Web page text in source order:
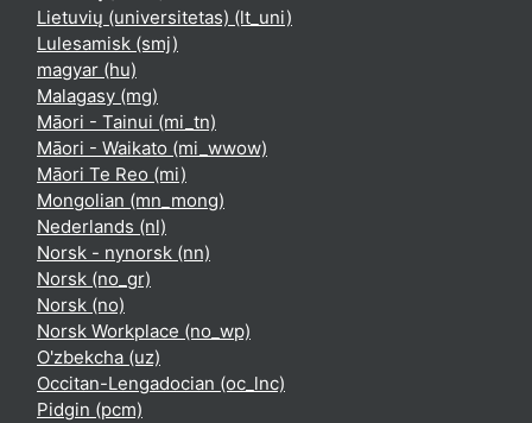
Lietuvių (universitetas) ‎(lt_uni)‎
Lulesamisk ‎(smj)‎
magyar ‎(hu)‎
Malagasy ‎(mg)‎
Māori - Tainui ‎(mi_tn)‎
Māori - Waikato ‎(mi_wwow)‎
Māori Te Reo ‎(mi)‎
Mongolian ‎(mn_mong)‎
Nederlands ‎(nl)‎
Norsk - nynorsk ‎(nn)‎
Norsk ‎(no_gr)‎
Norsk ‎(no)‎
Norsk Workplace ‎(no_wp)‎
O'zbekcha ‎(uz)‎
Occitan-Lengadocian ‎(oc_lnc)‎
Pidgin ‎(pcm)‎